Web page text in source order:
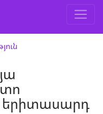
երիտասարդ